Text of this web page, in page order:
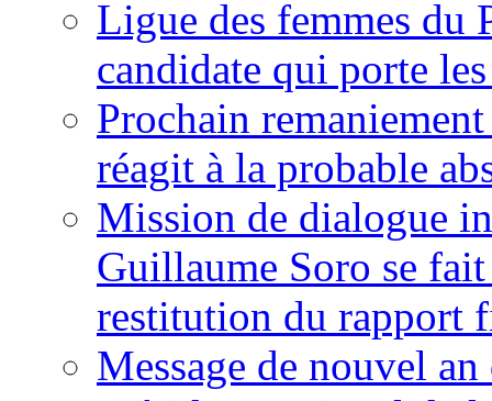
Ligue des femmes du
candidate qui porte
Prochain
réagit à la probable
Mission de dialogue
Guillaume Soro se
restitution du rapport
Message de nouvel